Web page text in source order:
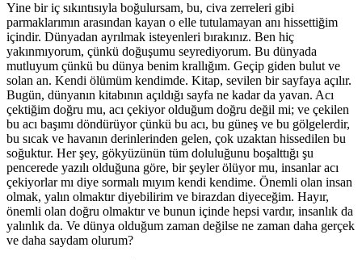
Yine bir iç sıkıntısıyla boğulursam, bu, civa zerreleri gibi
parmaklarımın arasından kayan o elle tutulamayan anı hissettiğim
içindir. Dünyadan ayrılmak isteyenleri bırakınız. Ben hiç
yakınmıyorum, çünkü doğuşumu seyrediyorum. Bu dünyada
mutluyum çünkü bu dünya benim krallığım. Geçip giden bulut ve
solan an. Kendi ölümüm kendimde. Kitap, sevilen bir sayfaya açılır.
Bugün, dünyanın kitabının açıldığı sayfa ne kadar da yavan. Acı
çektiğim doğru mu, acı çekiyor olduğum doğru değil mi; ve çekilen
bu acı başımı döndürüyor çünkü bu acı, bu güneş ve bu gölgelerdir,
bu sıcak ve havanın derinlerinden gelen, çok uzaktan hissedilen bu
soğuktur. Her şey, gökyüzünün tüm doluluğunu boşalttığı şu
pencerede yazılı olduğuna göre, bir şeyler ölüyor mu, insanlar acı
çekiyorlar mı diye sormalı mıyım kendi kendime. Önemli olan insan
olmak, yalın olmaktır diyebilirim ve birazdan diyeceğim. Hayır,
önemli olan doğru olmaktır ve bunun içinde hepsi vardır, insanlık da
yalınlık da. Ve dünya olduğum zaman değilse ne zaman daha gerçek
ve daha saydam olurum?